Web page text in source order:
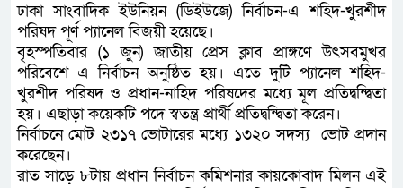
ঢাকা সাংবাদিক ইউনিয়ন (ডিইউজে) নির্বাচন-এ শহিদ-খুরশীদ
পরিষদ পূর্ণ প্যানেল বিজয়ী হয়েছে।
বৃহস্পতিবার (১ জুন) জাতীয় প্রেস ক্লাব প্রাঙ্গণে উৎসবমুখর
পরিবেশে এ নির্বাচন অনুষ্ঠিত হয়। এতে দুটি প্যানেল শহিদ-
খুরশীদ পরিষদ ও প্রধান-নাহিদ পরিষদের মধ্যে মূল প্রতিদ্বন্দ্বিতা
হয়। এছাড়া কয়েকটি পদে স্বতন্ত্র প্রার্থী প্রতিদ্বন্দ্বিতা করেন।
নির্বাচনে মোট ২৩১৭ ভোটারের মধ্যে ১৩২০ সদস্য ভোট প্রদান
করেছেন।
রাত সাড়ে ৮টায় প্রধান নির্বাচন কমিশনার কায়কোবাদ মিলন এই